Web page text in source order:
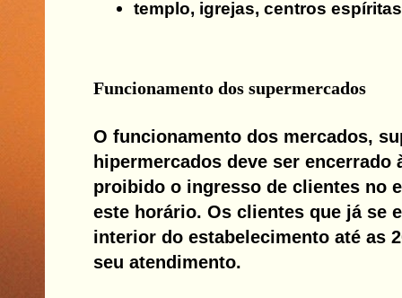
templo, igrejas, centros
Funcionamento dos supermercados
O funcionamento dos mercados,
hipermercados deve ser encerrado
proibido o ingresso de clientes no
este horário. Os clientes que já se
interior do estabelecimento até as
seu atendimento.